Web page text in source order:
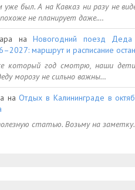
уже был. А на Кавказ ни разу не
не планирует даже.…
наНовогодний поезд
маршрут и расписание
который год смотрю, наши
морозу не сильно важны…
наОтдых в Калининграде в
статью. Возьму на заметку.